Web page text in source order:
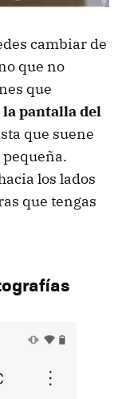
cambiar de
que no
que
pantalla del
que suene
los lados
que tengas